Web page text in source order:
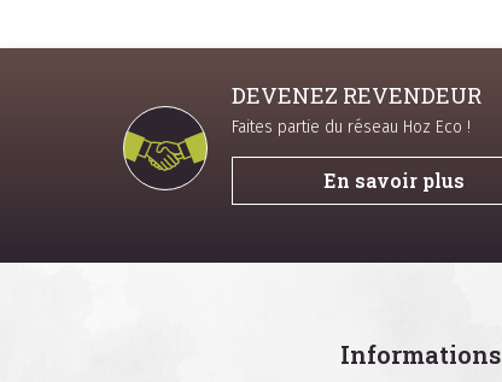
DEVENEZ REVENDEUR
Faites partie du réseau Hoz Eco !
En savoir plus
Informations